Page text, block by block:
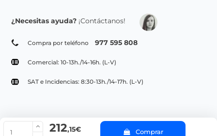
212,15€ Comprar
¿Necesitas ayuda? ¡Contáctanos!
Compra por teléfono 977 595 808
Comercial: 10-13h./14-16h. (L-V)
SAT e Incidencias: 8:30-13h./14-17h. (L-V)
© Copyright 2022 PepeBar.com |
Aviso legal y